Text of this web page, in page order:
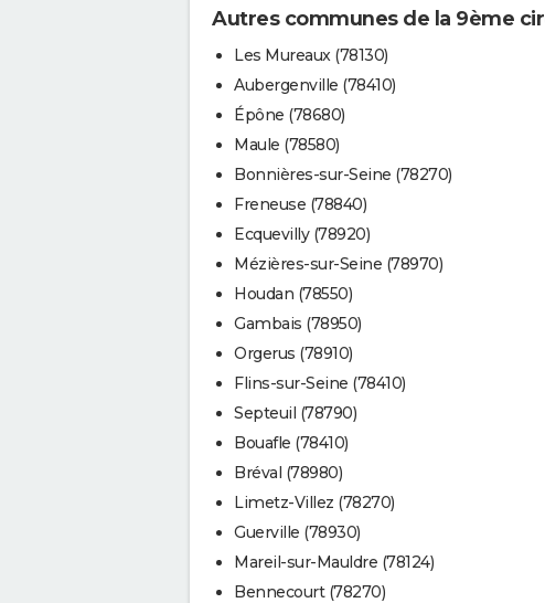
Autres communes de la 9ème
Les Mureaux (78130)
Aubergenville (78410)
Épône (78680)
Maule (78580)
Bonnières-sur-Seine (78270)
Freneuse (78840)
Ecquevilly (78920)
Mézières-sur-Seine (78970)
Houdan (78550)
Gambais (78950)
Orgerus (78910)
Flins-sur-Seine (78410)
Septeuil (78790)
Bouafle (78410)
Bréval (78980)
Limetz-Villez (78270)
Guerville (78930)
Mareil-sur-Mauldre (78124)
Bennecourt (78270)